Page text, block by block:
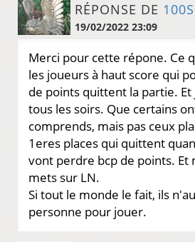
RÉPONSE DE
19/02/2022 23:09
Merci pour cette répone. Ce
les joueurs à haut score qui
de points quittent la partie.
tous les soirs. Que certains
comprends, mais pas ceux
1eres places qui quittent
vont perdre bcp de points. Et
mets sur LN.
Si tout le monde le fait, ils
personne pour jouer.